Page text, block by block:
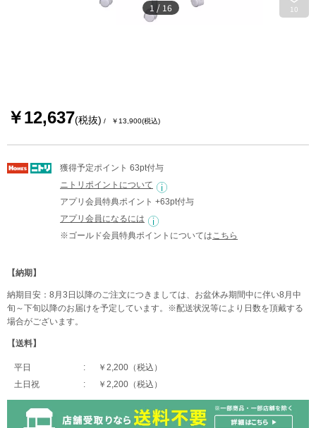
10
1 / 16
￥12,637(税抜) ￥13,900(税込)
獲得予定ポイント 63pt付与
ニトリポイントについて
アプリ会員特典ポイント +63pt付与
アプリ会員になるには
※ゴールド会員特典ポイントについては こちら
【納期】
納期目安：8月3日以降のご注文につきましては、お盆休み期間中に伴い8月中
旬～下旬以降のお届けを予定しています。※配送状況等により日数を頂戴する
場合がございます。
【送料】
平日
￥2,200（税込）
土日祝
￥2,200（税込）